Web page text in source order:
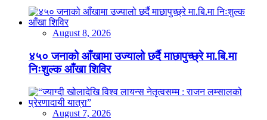
August 8, 2026
४५० जनाको आँखामा उज्यालो छर्दै माछापुच्छ्रे मा.बि.मा
निःशुल्क आँखा शिविर
August 7, 2026